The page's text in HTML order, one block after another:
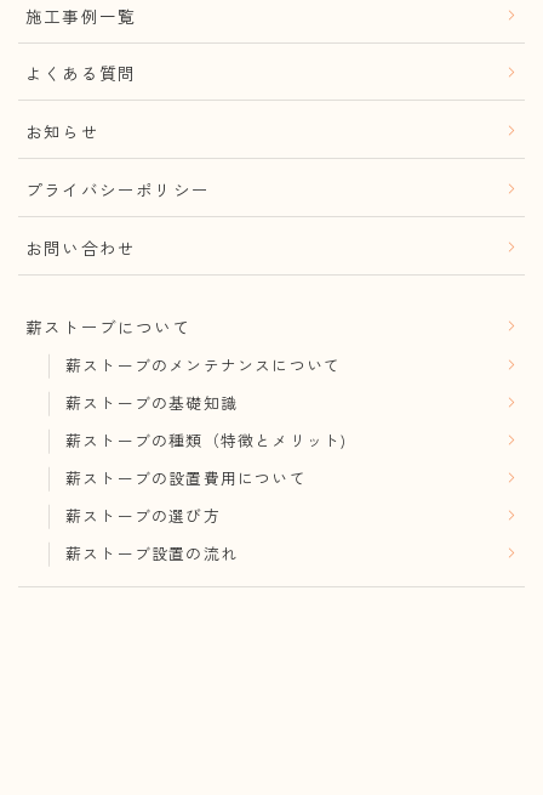
施工事例一覧
よくある質問
お知らせ
プライバシーポリシー
お問い合わせ
薪ストーブについて
薪ストーブのメンテナンスについて
薪ストーブの基礎知識
薪ストーブの種類（特徴とメリット)
薪ストーブの設置費用について
薪ストーブの選び方
薪ストーブ設置の流れ